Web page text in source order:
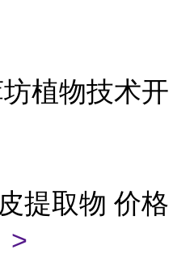
植物技术开
提取物 价格
>